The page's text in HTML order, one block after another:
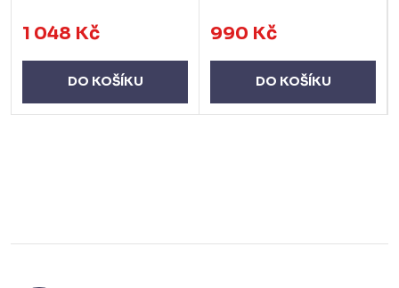
1 048 Kč
DO KOŠÍKU
990 Kč
DO KOŠÍKU